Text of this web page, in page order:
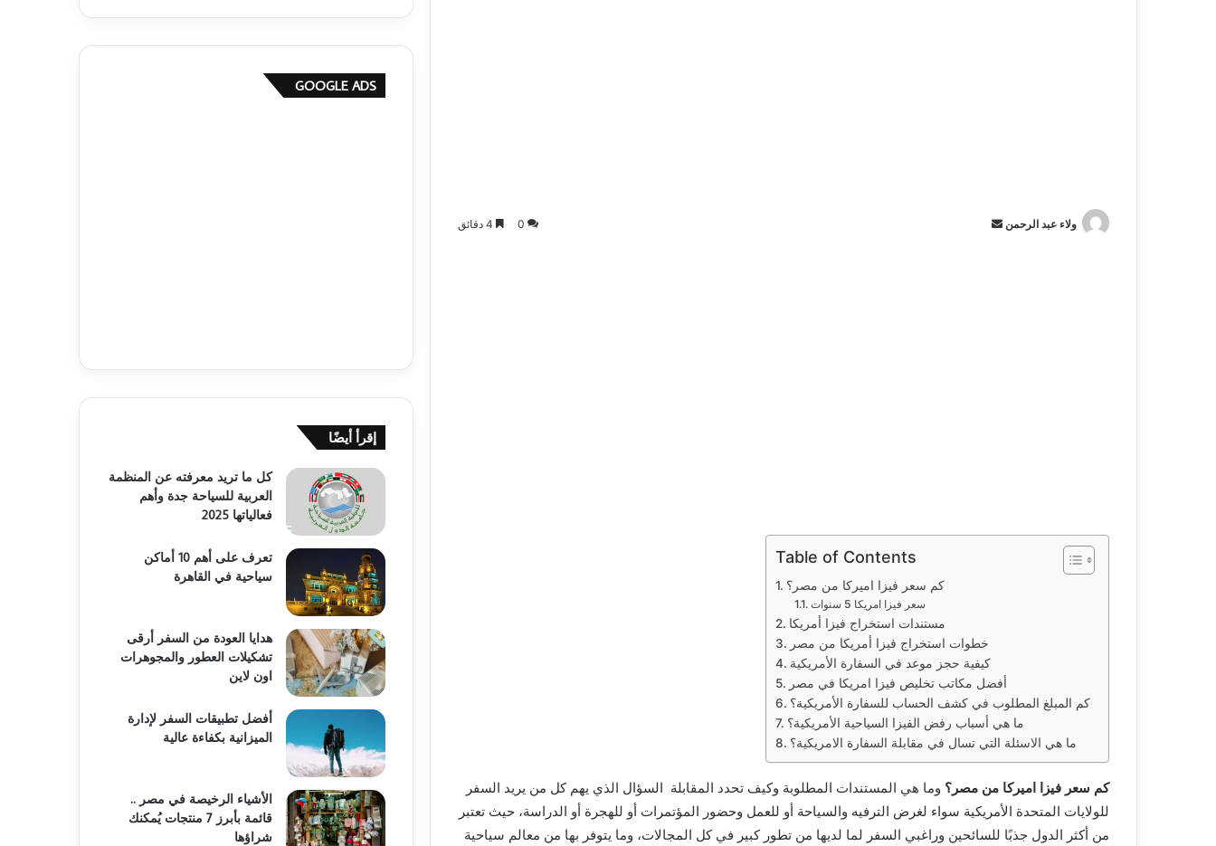
ولاء عبد الرحمن 0
Table of Contents
كم سعر فيزا اميركا من مصر؟
سعر فيزا امريكا 5 سنوات
مستندات استخراج فيزا أمريكا
خطوات استخراج فيزا أمريكا من مصر
كيفية حجز موعد في السفارة الأمريكية
أفضل مكاتب تخليص فيزا امريكا في مصر
كم المبلغ المطلوب في كشف الحساب للسفارة الأمريكية؟
ما هي أسباب رفض الفيزا السياحية الأمريكية؟
ما هي الاسئلة التي تسال في مقابلة السفارة الامريكية؟
كم سعر فيزا اميركا من مصر؟ وما هي المستندات المطلوبة وكيف تحدد المقابلة السؤال الذي يهم كل من يريد السفر
للولايات المتحدة الأمريكية سواء لغرض الترفيه والسياحة أو للعمل وحضور المؤتمرات أو للهجرة أو الدراسة، حيث تعتبر
من أكثر الدول جذبًا للسائحين وراغبي السفر لما لديها من تطور كبير في كل المجالات، وما يتوفر بها من معالم سياحية
GOOGLE ADS
إقرأ أيضًا
كل ما تريد معرفته عن المنظمة
العربية للسياحة جدة وأهم
فعالياتها 2025
تعرف على أهم 10 أماكن
سياحية في القاهرة
هدايا العودة من السفر أرقى
تشكيلات العطور والمجوهرات
اون لاين
أفضل تطبيقات السفر لإدارة
الميزانية بكفاءة عالية
الأشياء الرخيصة في مصر ..
قائمة بأبرز 7 منتجات يُمكنك
شراؤها